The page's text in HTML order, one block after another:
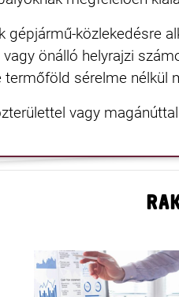
gépjármű-közlekedésre
önálló helyrajzi
termőföld sérelme nélkül
vagy